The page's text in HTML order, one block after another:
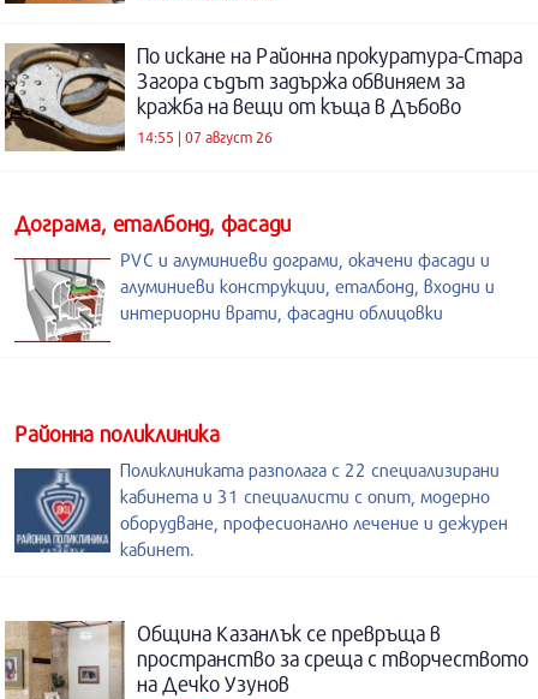
По искане на Районна прокуратура-Стара
Загора съдът задържа обвиняем за
кражба на вещи от къща в Дъбово
14:55 | 07 август 26
Дограма, еталбонд, фасади
PVC и алуминиеви дограми, окачени фасади и
алуминиеви конструкции, еталбонд, входни и
интериорни врати, фасадни облицовки
Районна поликлиника
Поликлиниката разполага с 22 специализирани
кабинета и 31 специалисти с опит, модерно
оборудване, професионално лечение и дежурен
кабинет.
Община Казанлък се превръща в
пространство за среща с творчеството
на Дечко Узунов